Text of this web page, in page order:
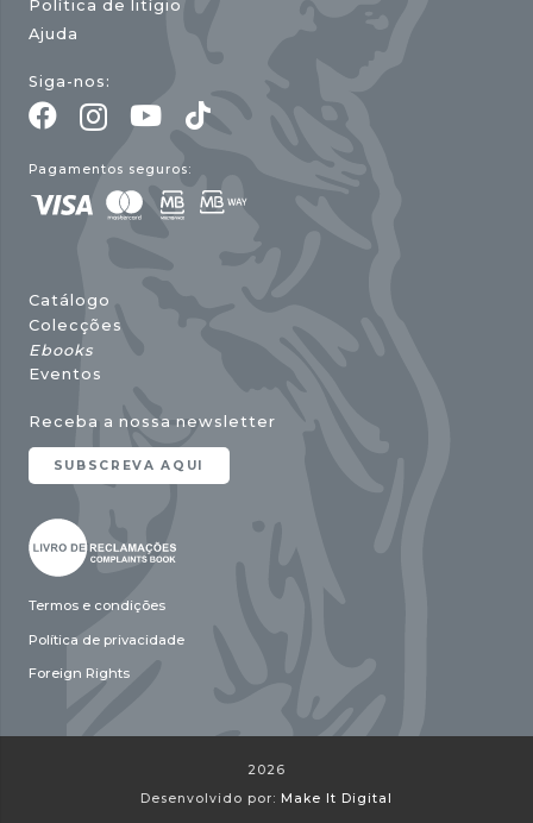
Política de litígio
Ajuda
Siga-nos:
Pagamentos seguros:
Catálogo
Colecções
Ebooks
Eventos
Receba a nossa newsletter
SUBSCREVA AQUI
Termos e condições
Política de privacidade
Foreign Rights
2026
Desenvolvido por: Make It Digital